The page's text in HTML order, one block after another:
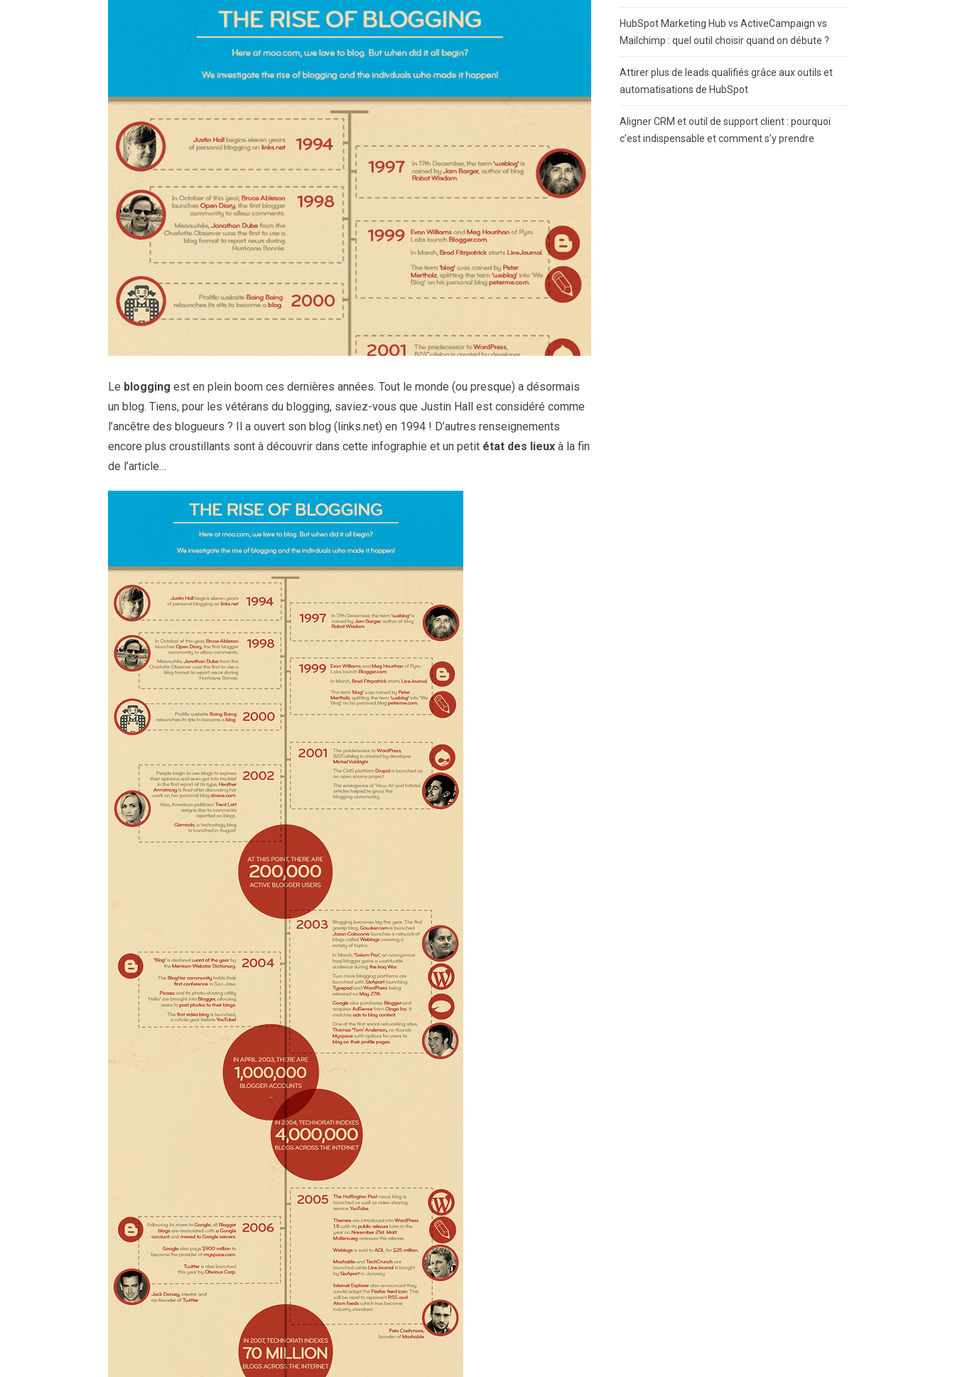
Le blogging est en plein boom ces dernières années. Tout le monde (ou presque) a désormais
un blog. Tiens, pour les vétérans du blogging, saviez-vous que Justin Hall est considéré comme
l’ancêtre des blogueurs ? Il a ouvert son blog (links.net) en 1994 ! D’autres renseignements
encore plus croustillants sont à découvrir dans cette infographie et un petit état des lieux à la fin
de l’article…
HubSpot Marketing Hub vs ActiveCampaign vs
Mailchimp : quel outil choisir quand on débute ?
Attirer plus de leads qualifiés grâce aux outils et
automatisations de HubSpot
Aligner CRM et outil de support client : pourquoi
c’est indispensable et comment s’y prendre